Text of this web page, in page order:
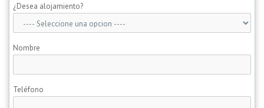
¿Desea alojamiento?
Nombre
Teléfono